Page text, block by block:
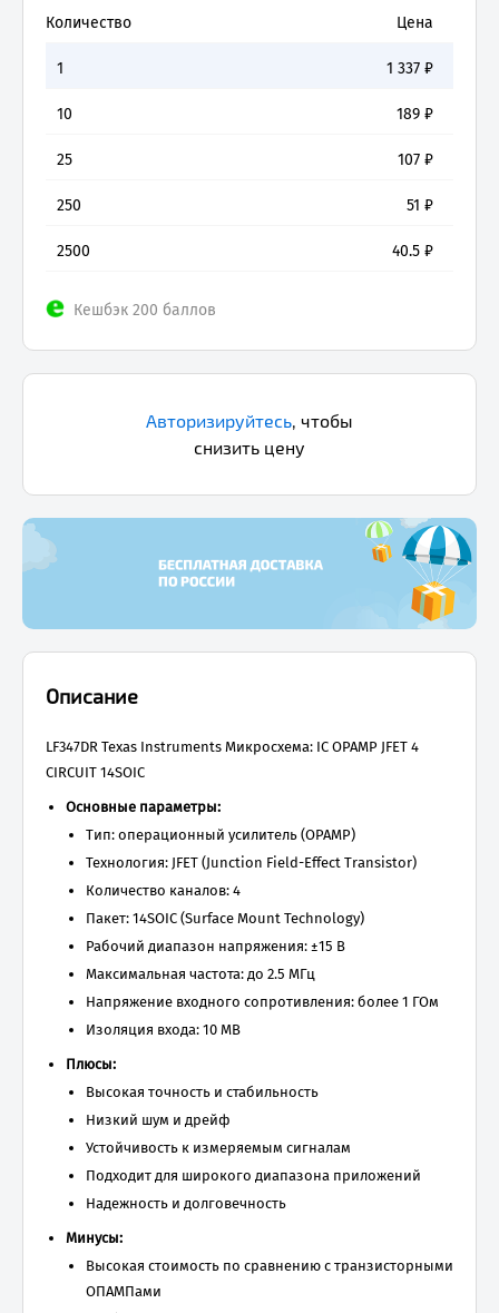
Количество Цена
1 1 337 ₽
10 189 ₽
25 107 ₽
250 51 ₽
2500 40.5 ₽
Кешбэк 200 баллов
Авторизируйтесь, чтобы
снизить цену
Описание
LF347DR Texas Instruments Микросхема: IC OPAMP JFET 4
CIRCUIT 14SOIC
Основные параметры:
Тип: операционный усилитель (OPAMP)
Технология: JFET (Junction Field-Effect Transistor)
Количество каналов: 4
Пакет: 14SOIC (Surface Mount Technology)
Рабочий диапазон напряжения: ±15 В
Максимальная частота: до 2.5 МГц
Напряжение входного сопротивления: более 1 ГОм
Изоляция входа: 10 МВ
Плюсы:
Высокая точность и стабильность
Низкий шум и дрейф
Устойчивость к измеряемым сигналам
Подходит для широкого диапазона приложений
Надежность и долговечность
Минусы:
Высокая стоимость по сравнению с транзисторными
ОПАМПами